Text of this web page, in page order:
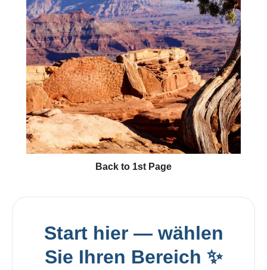
Back to 1st Page
Start hier — wählen
Sie Ihren Bereich ✨